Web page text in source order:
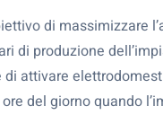
di massimizzare
di produzione
attivare
del giorno quando